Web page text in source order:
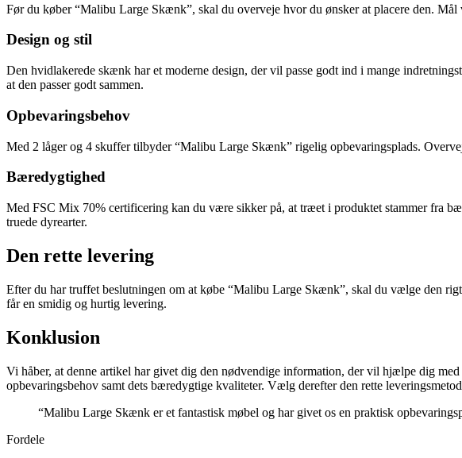
Før du køber “Malibu Large Skænk”, skal du overveje hvor du ønsker at placere den.
Design og stil
Den hvidlakerede skænk har et moderne design, der vil passe godt ind i mange
at den passer godt sammen.
Opbevaringsbehov
Med 2 låger og 4 skuffer tilbyder “Malibu Large Skænk” rigelig opbevaringsplads.
Bæredygtighed
Med FSC Mix 70% certificering kan du være sikker på, at træet i produktet stammer fra
truede dyrearter.
Den rette levering
Efter du har truffet beslutningen om at købe “Malibu Large Skænk”, skal du vælge den
får en smidig og hurtig levering.
Konklusion
Vi håber, at denne artikel har givet dig den nødvendige information, der vil hjælpe dig
opbevaringsbehov samt dets bæredygtige kvaliteter. Vælg derefter den rette
“Malibu Large Skænk er et fantastisk møbel og har givet os en praktisk
Fordele